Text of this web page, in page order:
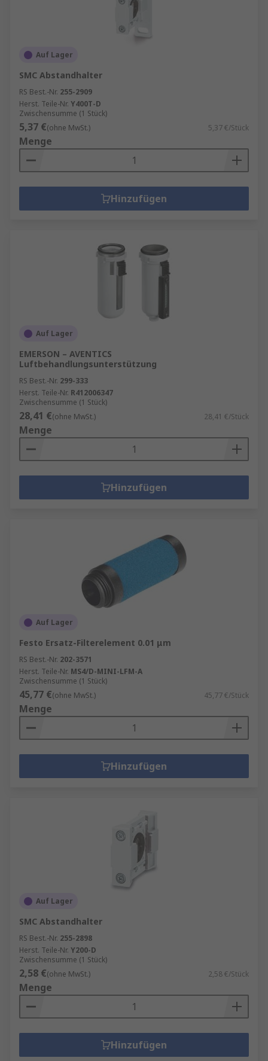
Auf Lager
SMC Abstandhalter
RS Best.-Nr. 255-2909
Herst. Teile-Nr. Y400T-D
Zwischensumme (1 Stück)
5,37 €(ohne MwSt.) 5,37 €/Stück
Menge
Hinzufügen
Auf Lager
EMERSON – AVENTICS
Luftbehandlungsunterstützung
RS Best.-Nr. 299-333
Herst. Teile-Nr. R412006347
Zwischensumme (1 Stück)
28,41 €(ohne MwSt.) 28,41 €/Stück
Menge
Hinzufügen
Auf Lager
Festo Ersatz-Filterelement 0.01 μm
RS Best.-Nr. 202-3571
Herst. Teile-Nr. MS4/D-MINI-LFM-A
Zwischensumme (1 Stück)
45,77 €(ohne MwSt.) 45,77 €/Stück
Menge
Hinzufügen
Auf Lager
SMC Abstandhalter
RS Best.-Nr. 255-2898
Herst. Teile-Nr. Y200-D
Zwischensumme (1 Stück)
2,58 €(ohne MwSt.) 2,58 €/Stück
Menge
Hinzufügen